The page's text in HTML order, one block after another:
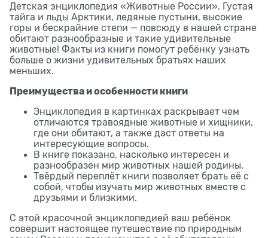
Детская энциклопедия «Животные России». Густая
тайга и льды Арктики, ледяные пустыни, высокие
горы и бескрайние степи — повсюду в нашей стране
обитают разнообразные и такие удивительные
животные! Факты из книги помогут ребёнку узнать
больше о жизни удивительных братьях наших
меньших.
Преимущества и особенности книги
Энциклопедия в картинках раскрывает чем
отличаются травоядные животные и хищники,
где они обитают, а также даст ответы на
интересующие вопросы.
В книге показано, насколько интересен и
разнообразен мир животных нашей родины.
Твёрдый переплёт книги позволяет брать её с
собой, чтобы изучать мир животных вместе с
друзьями и близкими.
С этой красочной энциклопедией ваш ребёнок
совершит настоящее путешествие по природным